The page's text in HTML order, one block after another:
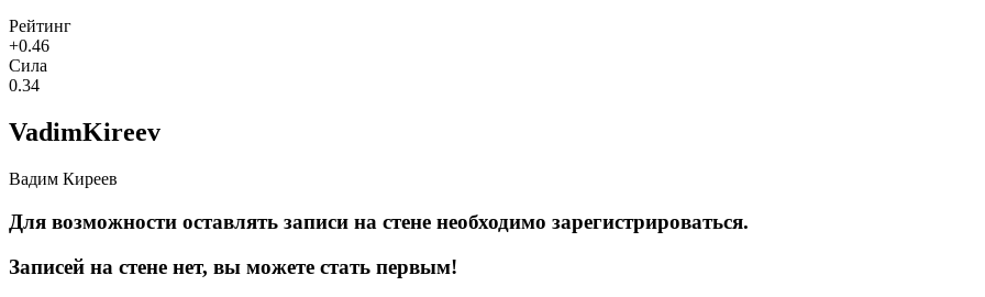
Рейтинг
+0.46
Сила
0.34
VadimKireev
Вадим Киреев
Для возможности оставлять записи на стене необходимо зарегистрироваться.
Записей на стене нет, вы можете стать первым!